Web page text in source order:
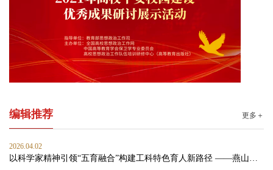
编辑推荐 更多＋
2026.04.02
以科学家精神引领“五育融合”构建工科特色育人新路径 ——燕山大学材料科学与工程学院思政工作案例